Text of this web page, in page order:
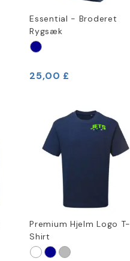
Essential - Broderet
Rygsæk
25,00 £
Premium Hjelm Logo T-
Shirt